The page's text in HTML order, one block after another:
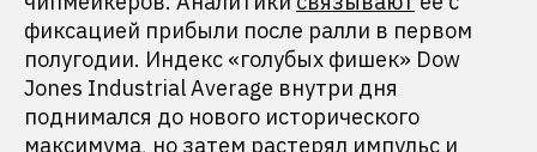
фиксацией прибыли после ралли в первом
полугодии. Индекс «голубых фишек» Dow
Jones Industrial Average внутри дня
поднимался до нового исторического
максимума, но затем растерял импульс и